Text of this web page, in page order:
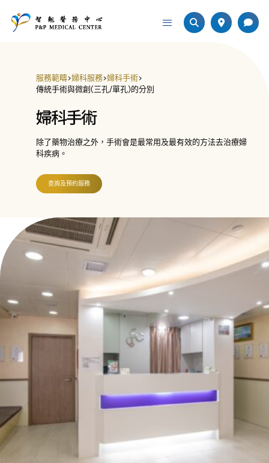
服務範疇>婦科服務>婦科手術>
傳統手術與微創(三孔/單孔)的分別
婦科手術
除了藥物治療之外，手術會是最常用及最有效的方法去治療婦
科疾病。
查詢及預約服務